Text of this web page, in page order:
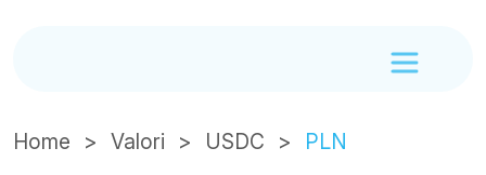
Home Valori USDC PLN